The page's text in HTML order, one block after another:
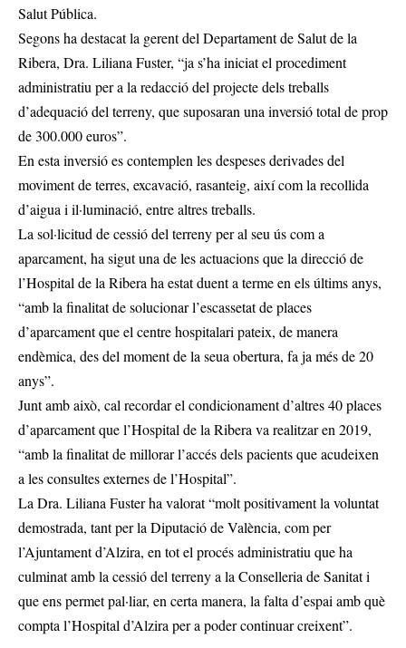
Salut Pública.
Segons ha destacat la gerent del Departament de Salut de la
Ribera, Dra. Liliana Fuster, “ja s’ha iniciat el procediment
administratiu per a la redacció del projecte dels treballs
d’adequació del terreny, que suposaran una inversió total de prop
de 300.000 euros”.
En esta inversió es contemplen les despeses derivades del
moviment de terres, excavació, rasanteig, així com la recollida
d’aigua i il·luminació, entre altres treballs.
La sol·licitud de cessió del terreny per al seu ús com a
aparcament, ha sigut una de les actuacions que la direcció de
l’Hospital de la Ribera ha estat duent a terme en els últims anys,
“amb la finalitat de solucionar l’escassetat de places
d’aparcament que el centre hospitalari pateix, de manera
endèmica, des del moment de la seua obertura, fa ja més de 20
anys”.
Junt amb això, cal recordar el condicionament d’altres 40 places
d’aparcament que l’Hospital de la Ribera va realitzar en 2019,
“amb la finalitat de millorar l’accés dels pacients que acudeixen
a les consultes externes de l’Hospital”.
La Dra. Liliana Fuster ha valorat “molt positivament la voluntat
demostrada, tant per la Diputació de València, com per
l’Ajuntament d’Alzira, en tot el procés administratiu que ha
culminat amb la cessió del terreny a la Conselleria de Sanitat i
que ens permet pal·liar, en certa manera, la falta d’espai amb què
compta l’Hospital d’Alzira per a poder continuar creixent”.